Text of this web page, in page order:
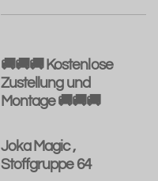
🚚🚚🚚 Kostenlose
Zustellung und
Montage 🚚🚚🚚
Joka Magic ,
Stoffgruppe 64